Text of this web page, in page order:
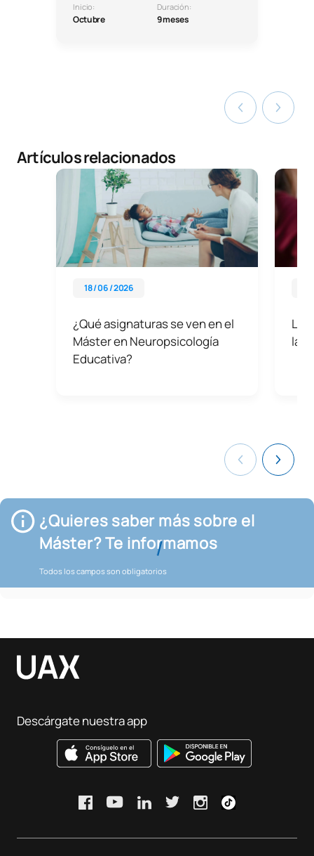
Inicio:
Octubre
Duración:
9 meses
Artículos relacionados
18 / 06 / 2026
¿Qué asignaturas se ven en el
Máster en Neuropsicología
Educativa?
La
las
¿Quieres saber más sobre el
Máster? Te informamos
Todos los campos son obligatorios
Descárgate nuestra app